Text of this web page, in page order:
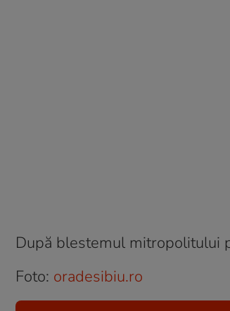
După blestemul mitropolitului
Foto: oradesibiu.ro